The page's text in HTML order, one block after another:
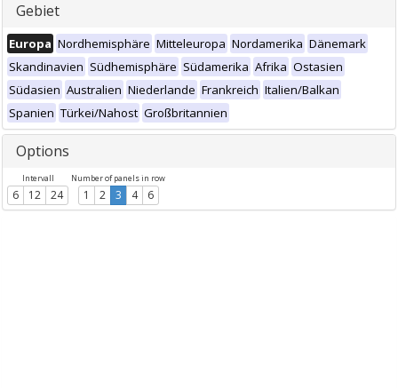
Gebiet
Europa Nordhemisphäre Mitteleuropa Nordamerika Dänemark
Skandinavien Südhemisphäre Südamerika Afrika Ostasien
Südasien Australien Niederlande Frankreich Italien/Balkan
Spanien Türkei/Nahost Großbritannien
Options
Intervall
6 12 24
Number of panels in row
1 2 3 4 6